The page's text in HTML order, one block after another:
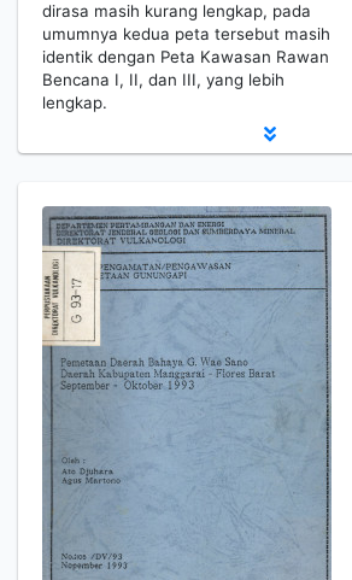
dirasa masih kurang lengkap, pada
umumnya kedua peta tersebut masih
identik dengan Peta Kawasan Rawan
Bencana I, II, dan III, yang lebih
lengkap.